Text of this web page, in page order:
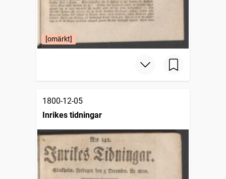
[omärkt]
1800-12-05
Inrikes tidningar